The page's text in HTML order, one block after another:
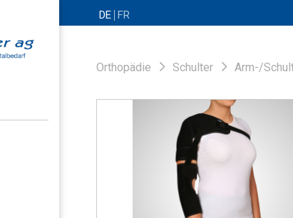
DE FR
Orthopädie Schulter Arm-/